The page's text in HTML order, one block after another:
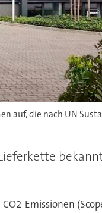
auf, die nach UN
Emissionen